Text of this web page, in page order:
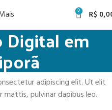
0 R$
em
adipiscing elit. Ut elit
mattis, pulvinar dapibus leo.